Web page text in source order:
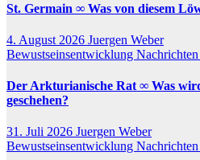
St. Germain ∞ Was von diesem
4. August 2026 Juergen Weber
Bewustseinsentwicklung Nachrichten
Der Arkturianische Rat ∞ Was
geschehen?
31. Juli 2026 Juergen Weber
Bewustseinsentwicklung Nachrichten